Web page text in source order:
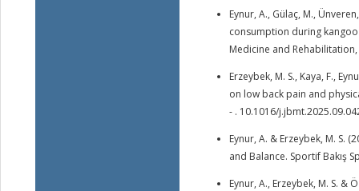
Eynur, A., Gülaç, M.,
consumption during
Medicine and
Erzeybek, M. S., Kaya, F.,
on low back pain and
- . 10.1016/
Eynur, A. & Erzeybek, M. S.
and Balance. Sportif Bakış
Eynur, A., Erzeybek, M. S.